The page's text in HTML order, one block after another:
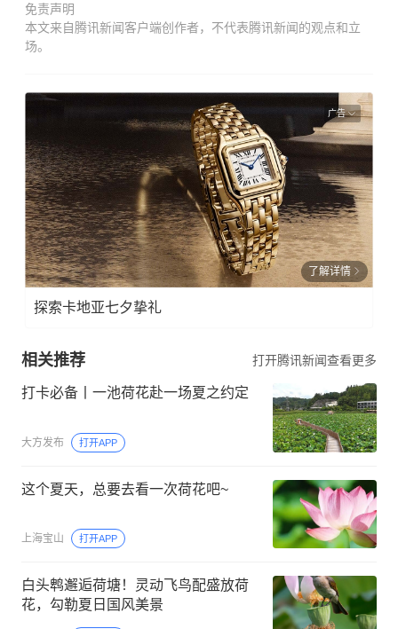
免责声明
本文来自腾讯新闻客户端创作者，不代表腾讯新闻的观点和立
场。
广告
了解详情
探索卡地亚七夕挚礼
相关推荐 打开腾讯新闻查看更多
打卡必备丨一池荷花赴一场夏之约定
大方发布 打开APP
这个夏天，总要去看一次荷花吧~
上海宝山 打开APP
白头鹎邂逅荷塘！灵动飞鸟配盛放荷
花，勾勒夏日国风美景